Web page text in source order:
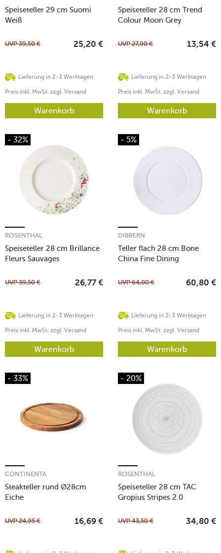
Speiseteller 29 cm Suomi
Weiß
Lieferung in 2-3 Werktagen
UVP39,50 € 25,20 €
Preis inkl. MwSt. zzgl. Versand
Warenkorb
Speiseteller 28 cm Trend
Colour Moon Grey
Lieferung in 2-3 Werktagen
UVP27,90 € 13,54 €
Preis inkl. MwSt. zzgl. Versand
Warenkorb
- 32%
Speiseteller 28 cm Brillance
Fleurs Sauvages
ROSENTHAL
Lieferung in 2-3 Werktagen
UVP39,50 € 26,77 €
Preis inkl. MwSt. zzgl. Versand
Warenkorb
- 5%
Teller flach 28 cm Bone
China Fine Dining
DIBBERN
Lieferung in 2-3 Werktagen
UVP64,00 € 60,80 €
Preis inkl. MwSt. zzgl. Versand
Warenkorb
- 33%
Steakteller rund Ø28cm
Eiche
CONTINENTA
UVP24,95 € 16,69 €
- 20%
Speiseteller 28 cm TAC
Gropius Stripes 2.0
ROSENTHAL
UVP43,50 € 34,80 €